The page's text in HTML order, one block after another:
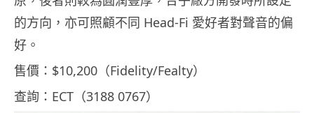
的方向，亦可照顧不同 Head-Fi 愛好者對聲音的偏
好。
售價：$10,200（Fidelity/Fealty）
查詢：ECT（3188 0767）